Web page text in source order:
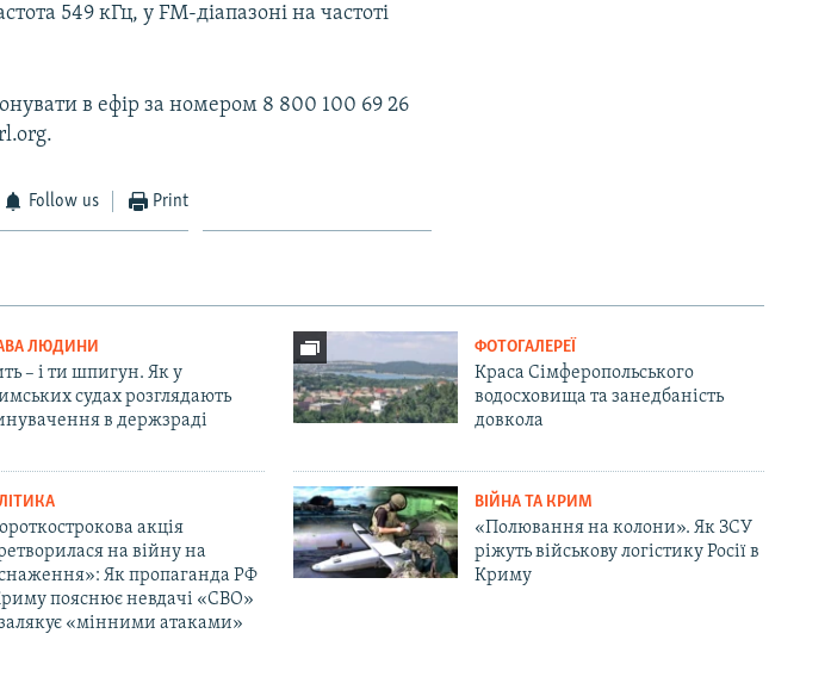
549 кГц, у FM-діапазоні на частоті
в ефір за номером 8 800 100 69 26
Follow us Print
ЛЮДИНИ
– і ти шпигун. Як у
судах розглядають
в держзраді
ФОТОГАЛЕРЕЇ
Краса Сімферопольського
водосховища та занедбаність
довкола
акція
на війну на
Як пропаганда РФ
пояснює невдачі «СВО»
«мінними атаками»
ВІЙНА ТА КРИМ
«Полювання на колони». Як ЗСУ
ріжуть військову логістику Росії в
Криму